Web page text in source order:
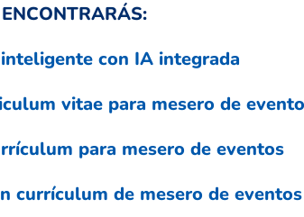
con IA integrada
vitae para mesero de
para mesero de eventos
currículum de mesero de eventos